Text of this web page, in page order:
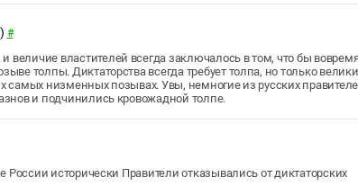
#
властителей всегда заключалось в том, что бы
толпы. Диктаторства всегда требует толпа, но только
самых низменных позывах. Увы, немногие из русских
и подчинились кровожадной толпе.
России исторически Правители отказывались от диктаторских